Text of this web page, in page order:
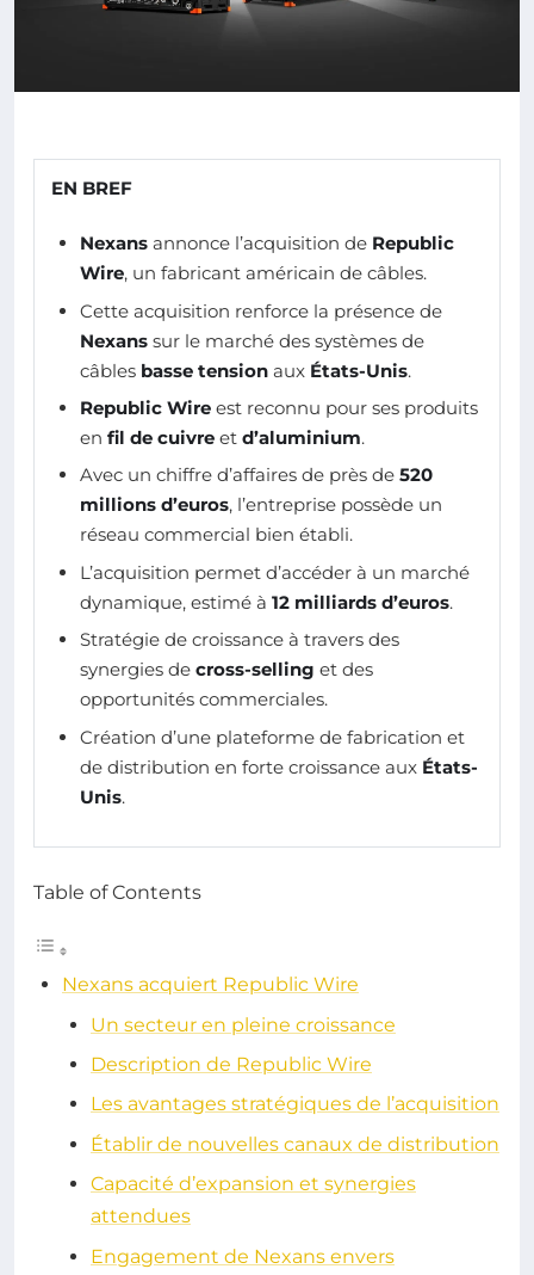
EN BREF
Nexans annonce l’acquisition de Republic
Wire, un fabricant américain de câbles.
Cette acquisition renforce la présence de
Nexans sur le marché des systèmes de
câbles basse tension aux États-Unis.
Republic Wire est reconnu pour ses produits
en fil de cuivre et d’aluminium.
Avec un chiffre d’affaires de près de 520
millions d’euros, l’entreprise possède un
réseau commercial bien établi.
L’acquisition permet d’accéder à un marché
dynamique, estimé à 12 milliards d’euros.
Stratégie de croissance à travers des
synergies de cross-selling et des
opportunités commerciales.
Création d’une plateforme de fabrication et
de distribution en forte croissance aux États-
Unis.
Table of Contents
Nexans acquiert Republic Wire
Un secteur en pleine croissance
Description de Republic Wire
Les avantages stratégiques de l’acquisition
Établir de nouvelles canaux de distribution
Capacité d’expansion et synergies
attendues
Engagement de Nexans envers